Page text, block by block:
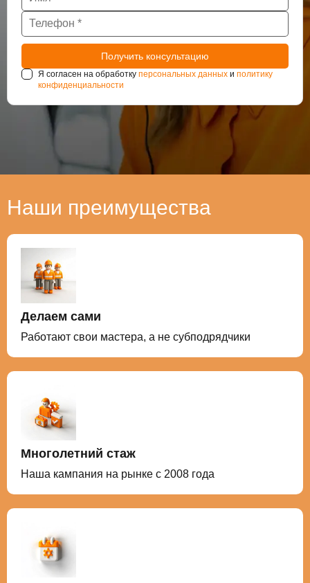
Я согласен на обработку персональных данных и политику
конфиденциальности
Наши преимущества
Делаем сами
Работают свои мастера, а не субподрядчики
Многолетний стаж
Наша кампания на рынке с 2008 года